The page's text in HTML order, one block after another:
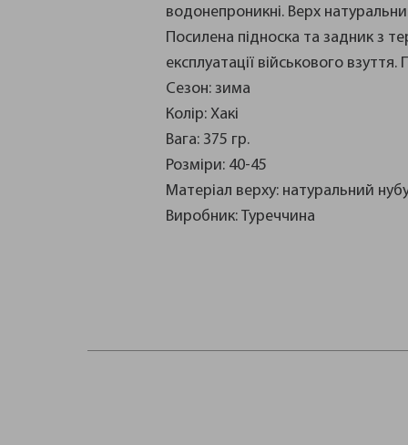
водонепроникні. Верх
Посилена підноска та задник з
експлуатації військового
Сезон: зима
Колір: Хакі
Вага: 375 гр.
Розміри: 40-45
Матеріал верху: натуральний
Виробник: Туреччина